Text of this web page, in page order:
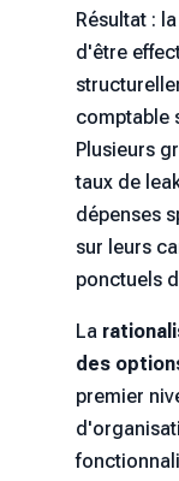
Résultat :
d'être
comptable
Plusieurs
taux de
dépenses
sur leurs
ponctuels
La
des
premier